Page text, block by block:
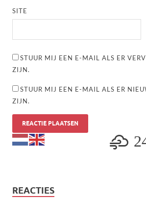
SITE
STUUR MIJ EEN E-MAIL ALS ER
ZIJN.
STUUR MIJ EEN E-MAIL ALS ER
ZIJN.
REACTIES